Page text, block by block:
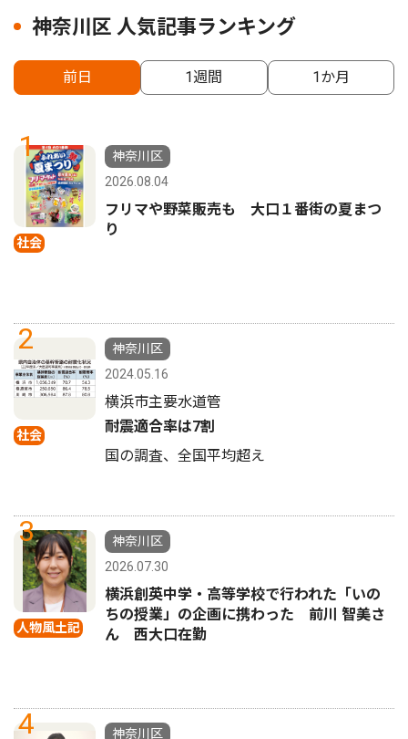
神奈川区 人気記事ランキング
前日 1週間 1か月
1
社会
神奈川区
2026.08.04
フリマや野菜販売も 大口１番街の夏まつ
り
2
社会
神奈川区
2024.05.16
横浜市主要水道管
耐震適合率は7割
国の調査、全国平均超え
3
人物風土記
神奈川区
2026.07.30
横浜創英中学・高等学校で行われた「いの
ちの授業」の企画に携わった 前川 智美さ
ん 西大口在勤
4
神奈川区